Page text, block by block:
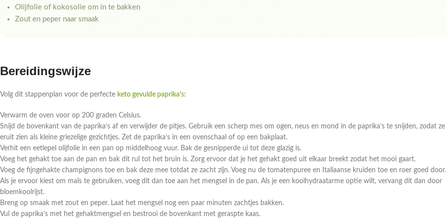
Olijfolie of kokosolie om in te bakken
Zout en peper naar smaak
Bereidingswijze
Volg dit stappenplan voor de perfecte keto gevulde paprika’s:
Verwarm de oven voor op 200 graden Celsius.
Snijd de bovenkant van de paprika’s af en verwijder de pitjes. Gebruik een scherp mes om ogen, neus en mond in de paprika’s te snijden, zodat ze
eruit zien als kleine griezelige gezichtjes. Zet de paprika’s in een ovenschaal of op een bakplaat.
Verhit een eetlepel olijfolie in een pan op middelhoog vuur. Bak de gesnipperde ui tot deze glazig is.
Voeg het gehakt toe aan de pan en bak dit rul tot het bruin is. Zorg ervoor dat je het gehakt goed uit elkaar breekt zodat het mooi gaart.
Voeg de fijngehakte champignons toe en bak deze mee totdat ze zacht zijn. Voeg nu de tomatenpuree en Italiaanse kruiden toe en roer goed door.
Als je ervoor kiest om maïs te gebruiken, voeg dit dan toe aan het mengsel in de pan. Als je een koolhydraatarme optie wilt, vervang dit dan door
bloemkoolrijst.
Breng op smaak met zout en peper. Laat het mengsel nog een paar minuten zachtjes bakken.
Vul de paprika’s met het gehaktmengsel en bestrooi de bovenkant met geraspte kaas.